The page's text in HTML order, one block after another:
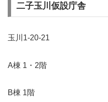
二子玉川仮設庁舎
玉川1-20-21
A棟 1・2階
B棟 1階